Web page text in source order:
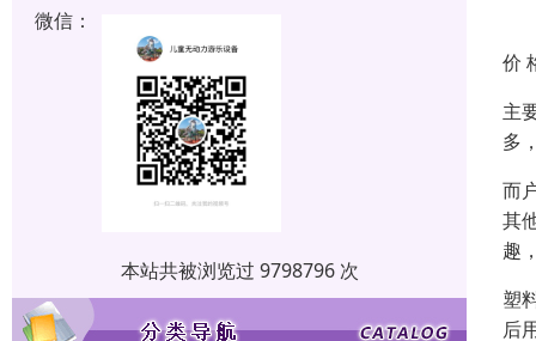
微信：
本站共被浏览过 9798796 次
价
主
多
而
其
趣
塑
后